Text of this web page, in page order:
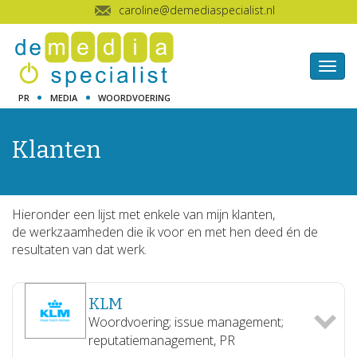
caroline@demediaspecialist.nl
PR MEDIA WOORDVOERING
Klanten
Hieronder een lijst met enkele van mijn klanten,
de werkzaamheden die ik voor en met hen deed én de
resultaten van dat werk.
KLM
Woordvoering; issue management;
reputatiemanagement, PR